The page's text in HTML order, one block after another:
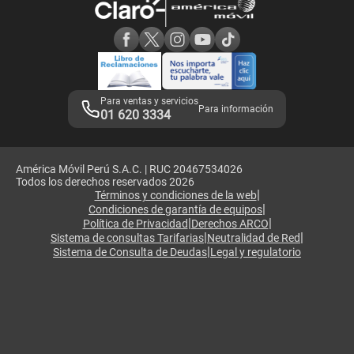
Adquirientes iPhone 6, 6S y SE
Mensaje de Seguridad
Términos y Condiciones de Tienda Claro
Libro de Reclamaciones
Legales de marketplace
Para ventas y servicios
01 620 3334 Para información
América Móvil Perú S.A.C. | RUC 20467534026
Todos los derechos reservados 2026
Términos y condiciones de la web|
Condiciones de garantía de equipos|
Política de Privacidad|Derechos ARCO|
Sistema de consultas Tarifarias|Neutralidad de Red|
Sistema de Consulta de Deudas|Legal y regulatorio